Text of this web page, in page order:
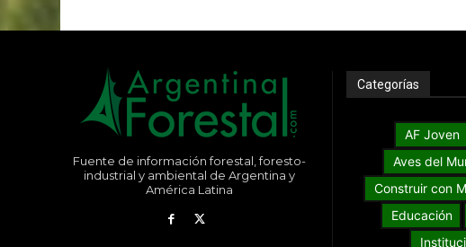
Fuente de información forestal, foresto-
industrial y ambiental de Argentina y
América Latina
Categorías
AF Joven
Aves del
Construir con
Educación